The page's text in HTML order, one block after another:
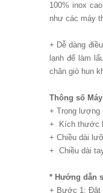
100% inox
như các máy
+ Dễ dàng
lạnh để làm
chân giò hun
Thông số
+ Trọng lượng
+ Kích thước
+ Chiều dài
+ Chiều dài
* Hướng dẫn
+ Bước 1: Đặt